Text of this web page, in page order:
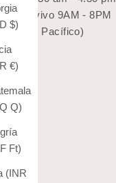
(USD $)
(EUR €)
(GTQ Q)
(HUF Ft)
(INR
en vivo 9AM - 8PM
del Pacífico)